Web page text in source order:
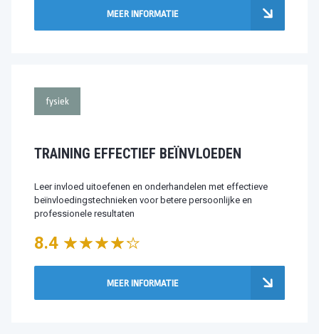
MEER INFORMATIE
fysiek
TRAINING EFFECTIEF BEÏNVLOEDEN
Leer invloed uitoefenen en onderhandelen met effectieve
beïnvloedingstechnieken voor betere persoonlijke en
professionele resultaten
8.4
MEER INFORMATIE